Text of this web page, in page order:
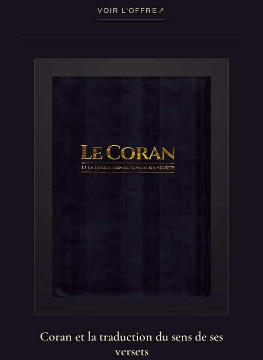
VOIR L'OFFRE
Coran et la traduction du sens de ses
versets